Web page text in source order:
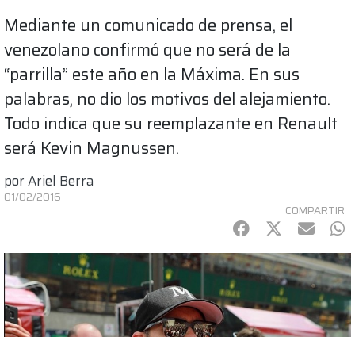
Mediante un comunicado de prensa, el
venezolano confirmó que no será de la
“parrilla” este año en la Máxima. En sus
palabras, no dio los motivos del alejamiento.
Todo indica que su reemplazante en Renault
será Kevin Magnussen.
porAriel Berra
01/02/2016
COMPARTIR
Facebook
Twitter
mail